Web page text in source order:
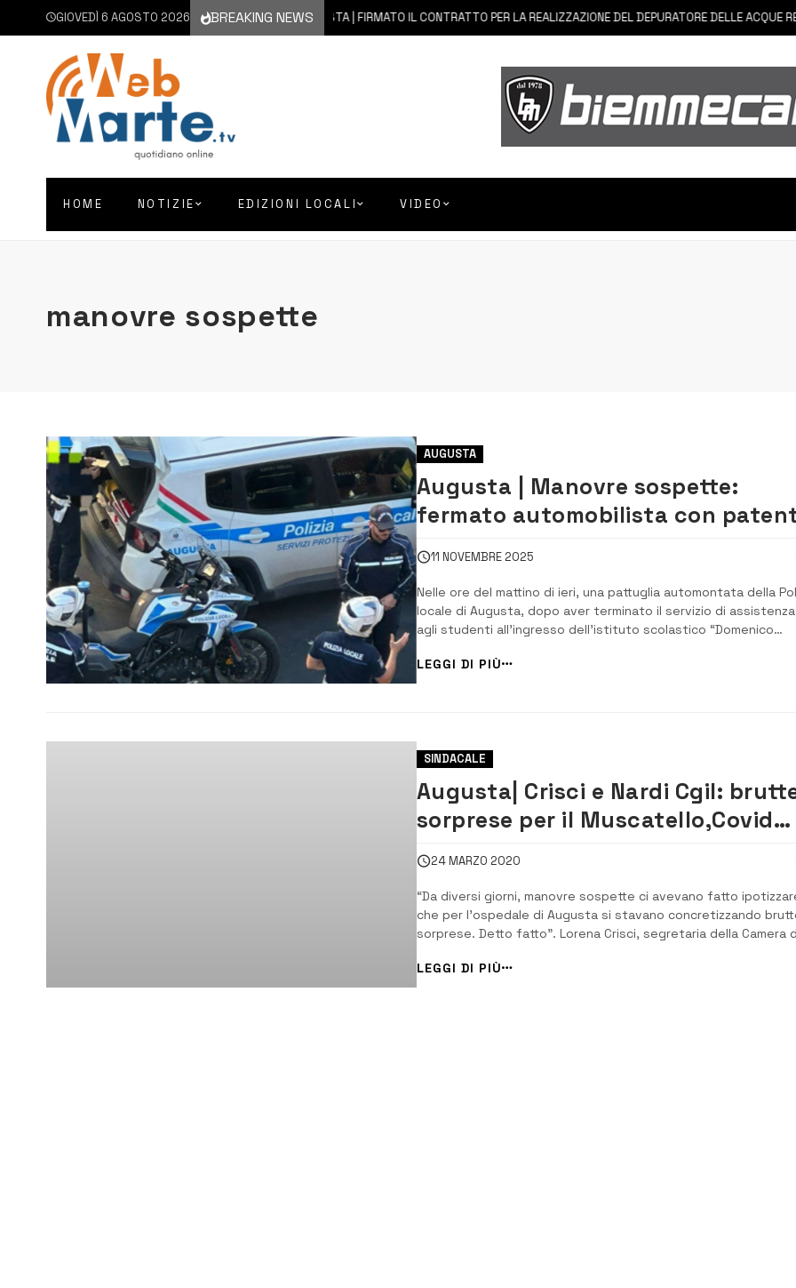
GIOVEDÌ 6 AGOSTO 2026 BREAKING NEWS
6 AGOSTO 2026 AUGUSTA | FIRMATO IL CONTRATTO PER LA REALIZZAZIONE DEL DEPURATORE DELLE ACQUE REFLUE
HOME NOTIZIE EDIZIONI LOCALI VIDEO
manovre sospette
AUGUSTA
Augusta | Manovre sospette:
fermato automobilista con
revocata
11 NOVEMBRE 2025
Nelle ore del mattino di ieri, una pattuglia automontata della
locale di Augusta, dopo aver terminato il servizio di assistenza
agli studenti all’ingresso dell’istituto scolastico “Domenico
anomale. Il veicolo, una Volkswagen Golf grigia, si trovava nei
pressi dell’istituto “Rui...
LEGGI DI PIÙ
SINDACALE
Augusta| Crisci e Nardi Cgil:
sorprese per il Muscatello,Covid
center-lazzaretto
24 MARZO 2020
“Da diversi giorni, manovre sospette ci avevano fatto
che per l’ospedale di Augusta si stavano concretizzando
sorprese. Detto fatto”. Lorena Crisci, segretaria della Camera
-Cgil dicono: “il Muscatello non può e non deve essere
LEGGI DI PIÙ